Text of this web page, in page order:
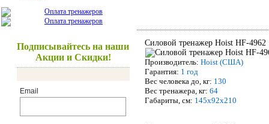
Подписывайтесь на наши
Акции и Скидки!
Email
Силовой тренажер Hoist HF-4962
Производитель: Hoist (США)
Гарантия: 1 год
Вес человека до, кг: 130
Вес тренажера, кг: 64
Габариты, см: 145х92х210